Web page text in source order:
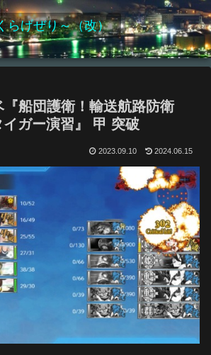
らげぜり～（改）
船団護衛！輸送航路防衛
ガー演習』 甲 突破
2023.09.10 2024.06.15